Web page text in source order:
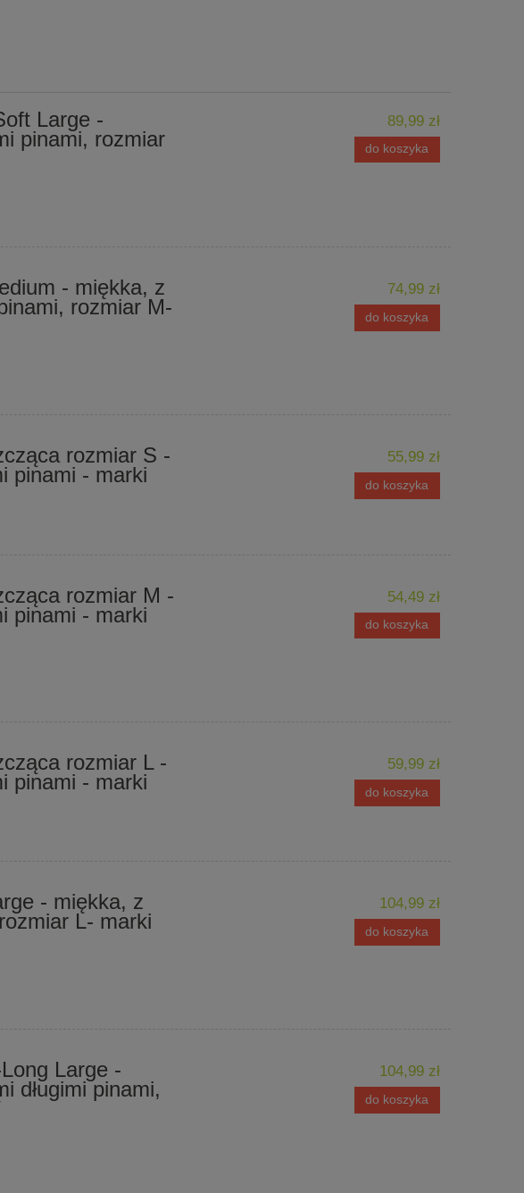
Large -
pinami, rozmiar
89,99 zł
do koszyka
- miękka, z
rozmiar M-
74,99 zł
do koszyka
rozmiar S -
pinami - marki
55,99 zł
do koszyka
rozmiar M -
pinami - marki
54,49 zł
do koszyka
rozmiar L -
pinami - marki
59,99 zł
do koszyka
- miękka, z
L- marki
104,99 zł
do koszyka
Large -
długimi pinami,
104,99 zł
do koszyka